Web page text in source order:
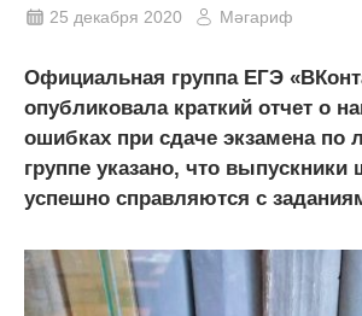
25 декабря 2020 Мәгариф
Официальная группа ЕГЭ
опубликовала краткий отчет о
ошибках при сдаче экзамена по
группе указано, что
успешно справляются с